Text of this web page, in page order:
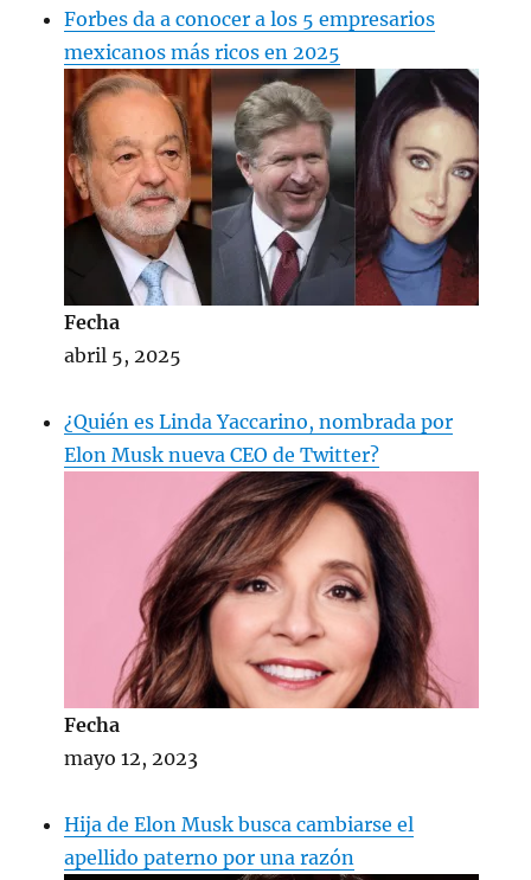
pic.twitter.com/TxtEC3vfNX
— Gautam Adani (@gautam_adani)
July 11, 2022
Forbes da a conocer a los 5 empresarios
mexicanos más ricos en 2025
Fecha
abril 5, 2025
¿Quién es Linda Yaccarino, nombrada por
Elon Musk nueva CEO de Twitter?
Fecha
mayo 12, 2023
Hija de Elon Musk busca cambiarse el
apellido paterno por una razón